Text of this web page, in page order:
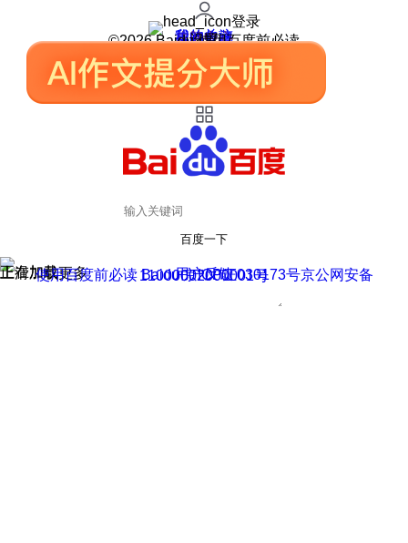
登录
我的关注
我的收藏
皮肤中心
用户反馈
设置
©2026 Baidu 使用百度前必读
百度一下
正在加载
上滑加载更多 用户反馈
使用百度前必读 Baidu 京ICP证030173号
京公网安备11000002000001号